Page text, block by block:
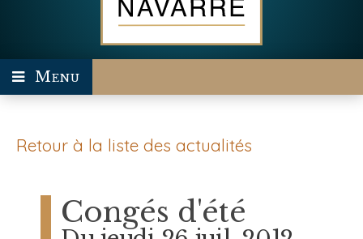
Menu
Retour à la liste des actualités
Congés d'été